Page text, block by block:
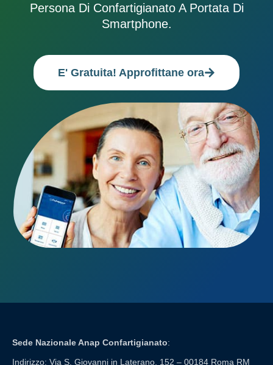
Persona Di Confartigianato A Portata Di
Smartphone.
E' Gratuita! Approfittane ora
Sede Nazionale Anap Confartigianato:
Indirizzo: Via S. Giovanni in Laterano, 152 – 00184 Roma RM